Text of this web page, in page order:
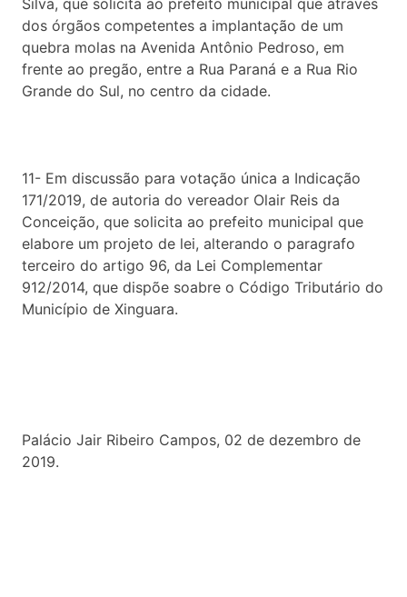
dos órgãos competentes a implantação de um
quebra molas na Avenida Antônio Pedroso, em
frente ao pregão, entre a Rua Paraná e a Rua Rio
Grande do Sul, no centro da cidade.
11- Em discussão para votação única a Indicação
171/2019, de autoria do vereador Olair Reis da
Conceição, que solicita ao prefeito municipal que
elabore um projeto de lei, alterando o paragrafo
terceiro do artigo 96, da Lei Complementar
912/2014, que dispõe soabre o Código Tributário do
Município de Xinguara.
Palácio Jair Ribeiro Campos, 02 de dezembro de
2019.